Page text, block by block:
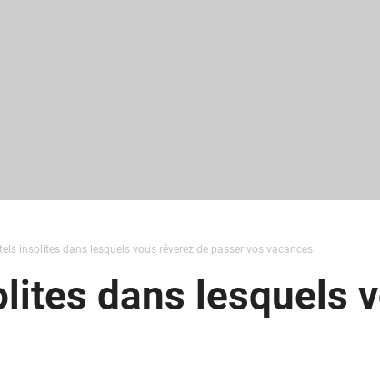
insolites dans lesquels vous rêverez de passer vos vacances
dans lesquels